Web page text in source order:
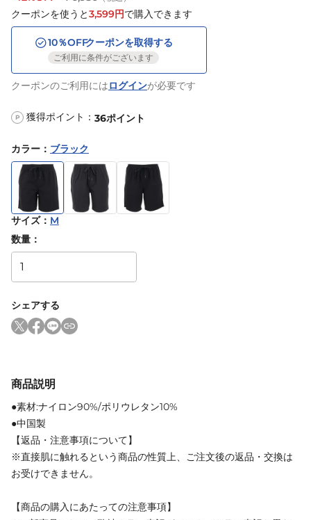
クーポンを使うと3,599円で購入できます
10％OFFクーポンを取得する
ご利用に条件がございます
クーポンのご利用にはログインが必要です
P 獲得ポイント： 36ポイント
カラー ： ブラック
サイズ： M
数量：
シェアする
商品説明
●素材:ナイロン90%/ポリウレタン10%
●中国製
【返品・注意事項について】
※直接肌に触れるという商品の性質上、ご注文後の返品・交換は
お受けできません。
【商品の購入にあたっての注意事項】